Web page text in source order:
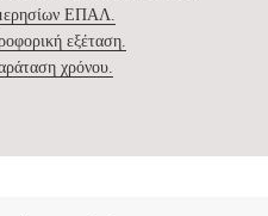
ΕΠΑΛ.
εξέταση.
χρόνου.